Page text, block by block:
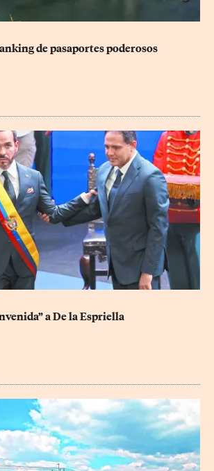
de pasaportes poderosos
a De la Espriella